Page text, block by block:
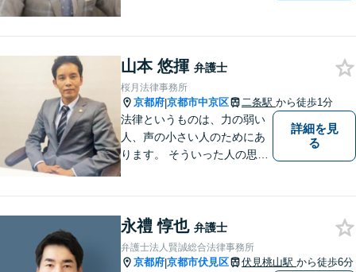
格を徹底的に守ります！
山本 悠揮 弁護士
桜月法律事務所
京都府|京都市中京区 二条駅 から徒歩1分
法律というものは、力の弱い
人、声の小さい人のためにあ
ります。 そういった人の思い
目指します。
詳細を見
る
永禮 惇也 弁護士
弁護士法人賢誠総合法律事務所
京都府|京都市伏見区 伏見桃山駅 から徒歩6分